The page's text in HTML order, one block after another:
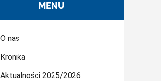
MENU
O nas
Kronika
Aktualności 2025/2026